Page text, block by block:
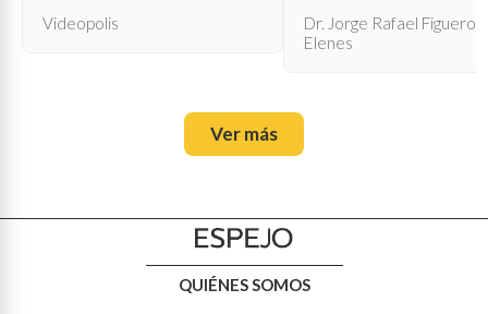
Videopolis
qué sirve?
Dr. Jorge Rafael Figueroa
Elenes
Ver más
QUIÉNES SOMOS